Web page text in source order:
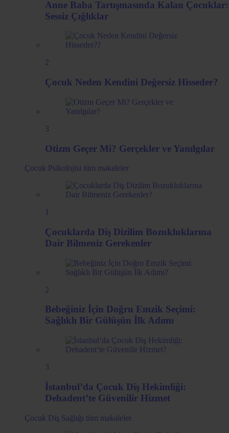
Anne Baba Tartışmasında Kalan Çocuklar:
Sessiz Çığlıklar
2
Çocuk Neden Kendini Değersiz Hisseder?
3
Otizm Geçer Mi? Gerçekler ve Yanılgılar
Çocuk Psikolojisi tüm makaleler
1
Çocuklarda Diş Dizilim Bozukluklarına
Dair Bilmeniz Gerekenler
2
Bebeğiniz İçin Doğru Emzik Seçimi:
Sağlıklı Bir Gülüşün İlk Adımı
3
İstanbul’da Çocuk Diş Hekimliği:
Dehadent’te Güvenilir Hizmet
Çocuk Diş Sağlığı tüm makaleler